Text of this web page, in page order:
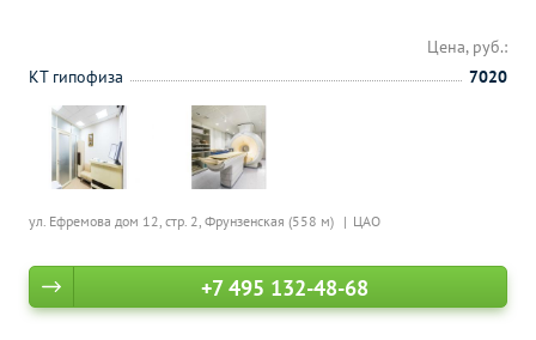
ул. Ефремова дом 12, стр. 2, Фрунзенская (558 м) ЦАО
Цена, руб.:
КТ гипофиза
7020
+7 495 132-48-68